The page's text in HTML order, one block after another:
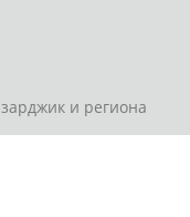
и региона